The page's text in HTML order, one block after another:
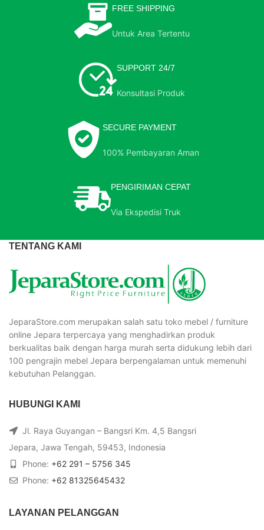
FREE SHIPPING
Untuk Area Tertentu
SUPPORT 24/7
Konsultasi Produk
SECURE PAYMENT
100% Pembayaran Aman
PENGIRIMAN CEPAT
Via Ekspedisi Truk
TENTANG KAMI
JeparaStore.com merupakan salah satu toko mebel / furniture
online Jepara terpercaya yang menghadirkan produk
berkualitas baik dengan harga murah serta didukung lebih dari
100 pengrajin mebel Jepara berpengalaman untuk memenuhi
kebutuhan Pelanggan.
HUBUNGI KAMI
Jl. Raya Guyangan – Bangsri Km. 4,5 Bangsri
Jepara, Jawa Tengah, 59453, Indonesia
Phone: +62 291 – 5756 345
Phone: +62 81325645432
LAYANAN PELANGGAN